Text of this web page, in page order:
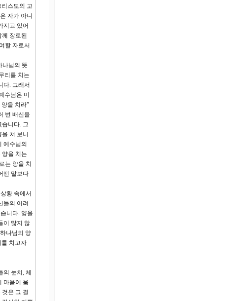
스도의 고
자가 아니
지고 있어
장로된
할 자로서
나님의 뜻
리를 치는
다. 그래서
수님은 미
을 치라”
번 배신을
니다. 그
쳐 보니
예수님의
양을 치는
는 양을 치
떤 말보다
황 속에서
들의 어려
니다. 양을
이 많지 않
나님의 양
를 치고자
눈치, 체
마음이 움
은 그 결